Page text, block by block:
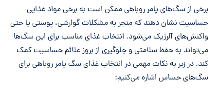
برخی از سگ‌های پامر روباهی ممکن است به برخی مواد غذایی
حساسیت نشان دهند که منجر به مشکلات گوارشی، پوستی یا حتی
واکنش‌های آلرژیک می‌شود. انتخاب غذای مناسب برای این سگ‌ها
می‌تواند به حفظ سلامتی و جلوگیری از بروز علائم حساسیت کمک
کند. در زیر به نکات مهمی در انتخاب غذای سگ پامر روباهی برای
سگ‌های حساس اشاره می‌کنیم: